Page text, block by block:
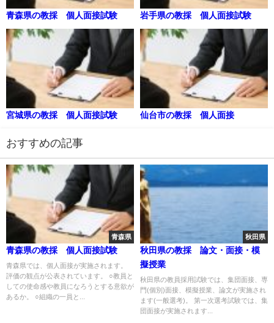
青森県の教採 個人面接試験 岩手県の教採 個人面接試験
宮城県の教採 個人面接試験 仙台市の教採 個人面接
おすすめの記事
青森県
青森県の教採 個人面接試験
青森県では、個人面接が実施されます。
評価の観点が公表されています。 ○教員と
しての使命感や教員になろうとする意欲が
あるか。 ○組織の一員と...
秋田県
秋田県の教採 論文・面接・模
擬授業
秋田県の教員採用試験では、集団面接、専
門(個別)面接、模擬授業、論文が実施され
ます(一般選考)。 第一次選考試験では、集
団面接が実施されます...